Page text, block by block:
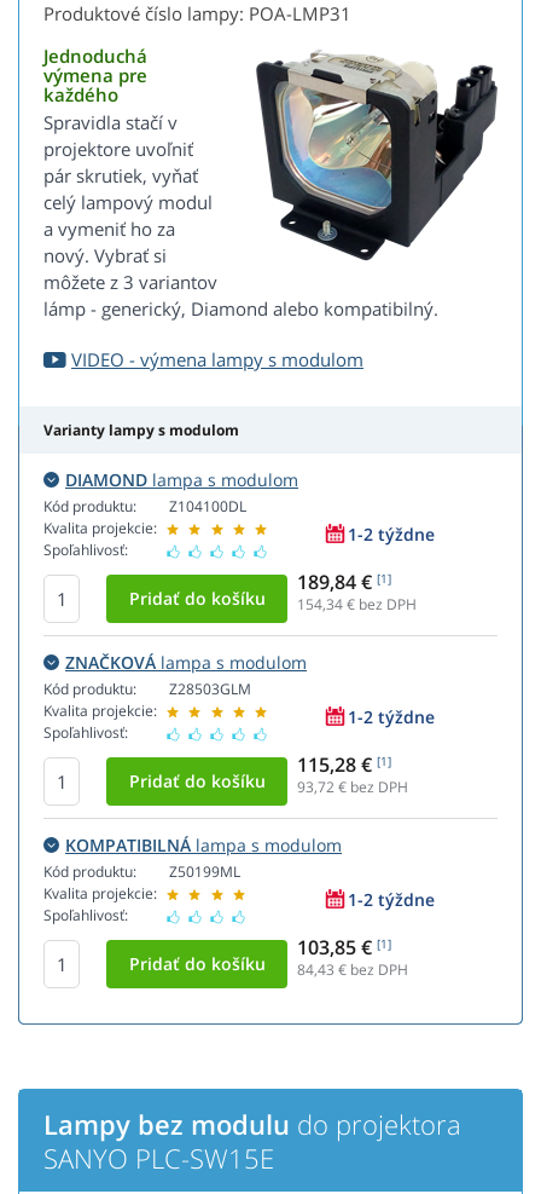
Produktové číslo lampy: POA-LMP31
Jednoduchá
výmena pre
každého
Spravidla stačí v
projektore uvoľniť
pár skrutiek, vyňať
celý lampový modul
a vymeniť ho za
nový. Vybrať si
môžete z 3 variantov
lámp - generický, Diamond alebo kompatibilný.
VIDEO - výmena lampy s modulom
Varianty lampy s modulom
DIAMOND lampa s modulom
Kód produktu:
Kvalita projekcie:
Spoľahlivosť:
Z104100DL
1-2 týždne
189,84 € [1]
154,34€ bez DPH
ZNAČKOVÁ lampa s modulom
Kód produktu:
Kvalita projekcie:
Spoľahlivosť:
Z28503GLM
1-2 týždne
115,28 € [1]
93,72€ bez DPH
KOMPATIBILNÁ lampa s modulom
Kód produktu:
Kvalita projekcie:
Spoľahlivosť:
Z50199ML
1-2 týždne
103,85 € [1]
84,43 € bez DPH
Lampy bez modulu do projektora
SANYO PLC-SW15E